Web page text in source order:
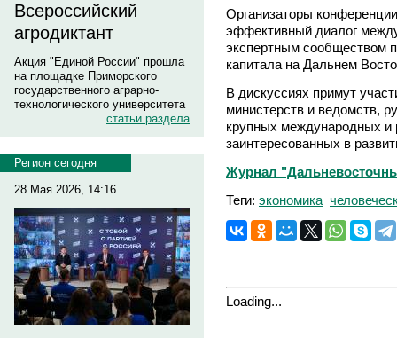
Всероссийский
агродиктант
Акция "Единой России" прошла
на площадке Приморского
государственного аграрно-
технологического университета
статьи раздела
Регион сегодня
28 Мая 2026, 14:16
Организаторы
эффективный диалог
экспертным сообществом
капитала на Дальнем
В дискуссиях примут
министерств и ведомств,
крупных международных и
заинтересованных в
Журнал
Теги: экономика
Loading...